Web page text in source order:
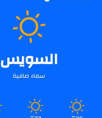
السويس
سماء صافية